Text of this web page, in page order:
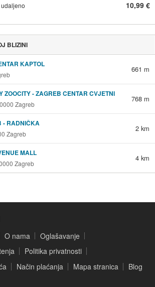
udaljeno 10,99 €
BLIZINI
KAPTOL
661 m
ZOOCITY - ZAGREB CENTAR CVJETNI
Zagreb
768 m
- RADNIČKA
Zagreb
2 km
MALL
Zagreb
4 km
O nama
Oglašavanje
Politika privatnosti
Način plaćanja Mapa stranica Blog